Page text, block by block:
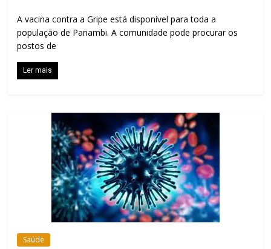
A vacina contra a Gripe está disponível para toda a
população de Panambi. A comunidade pode procurar os
postos de
Ler mais
Saúde